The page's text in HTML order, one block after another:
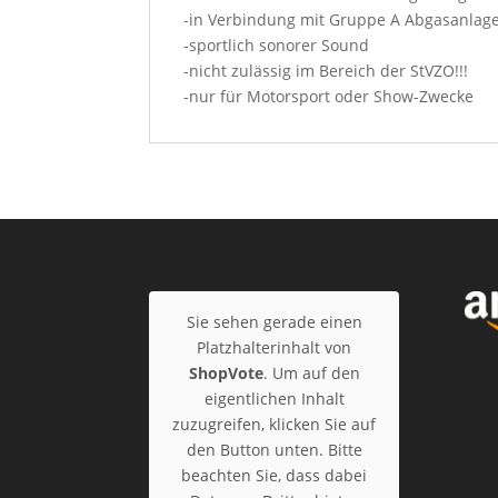
-in Verbindung mit Gruppe A
-sportlich sonorer Sound
-nicht zulässig im Bereich der StVZO!!!
-nur für Motorsport oder Show-Zwecke
Sie sehen gerade einen
Platzhalterinhalt von
ShopVote. Um auf den
eigentlichen Inhalt
zuzugreifen, klicken Sie auf
den Button unten. Bitte
beachten Sie, dass dabei